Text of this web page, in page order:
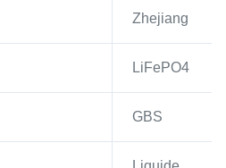
Zhejiang
LiFePO4
GBS